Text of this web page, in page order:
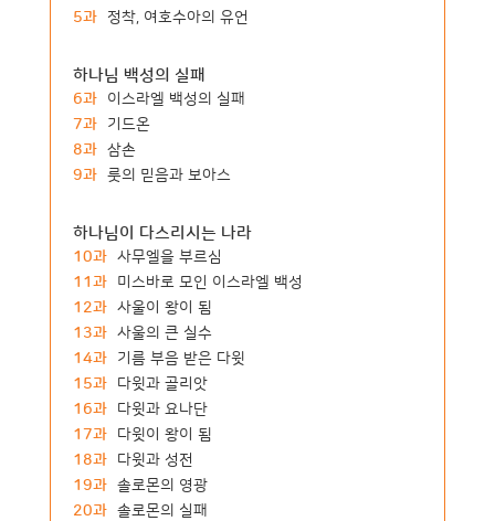
5과
정착, 여호수아의 유언
하나님 백성의 실패
6과
이스라엘 백성의 실패
7과
기드온
8과 삼손
9과 룻의 믿음과 보아스
하나님이 다스리시는 나라
10과 사무엘을 부르심
11과
미스바로 모인 이스라엘 백성
12과 사울이 왕이 됨
13과 사울의 큰 실수
14과
기름 부음 받은 다윗
15과
다윗과 골리앗
16과
다윗과 요나단
17과
다윗이 왕이 됨
18과
다윗과 성전
19과 솔로몬의 영광
20과 솔로몬의 실패